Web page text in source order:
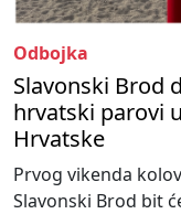
Odbojka
Slavonski Brod
hrvatski parovi
Hrvatske
Prvog vikenda
Slavonski Brod bit